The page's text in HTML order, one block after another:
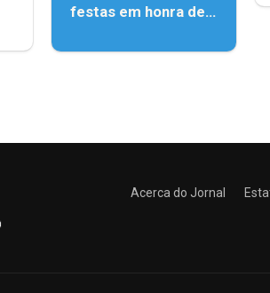
festas em honra de
Assunção
Acerca do Jornal